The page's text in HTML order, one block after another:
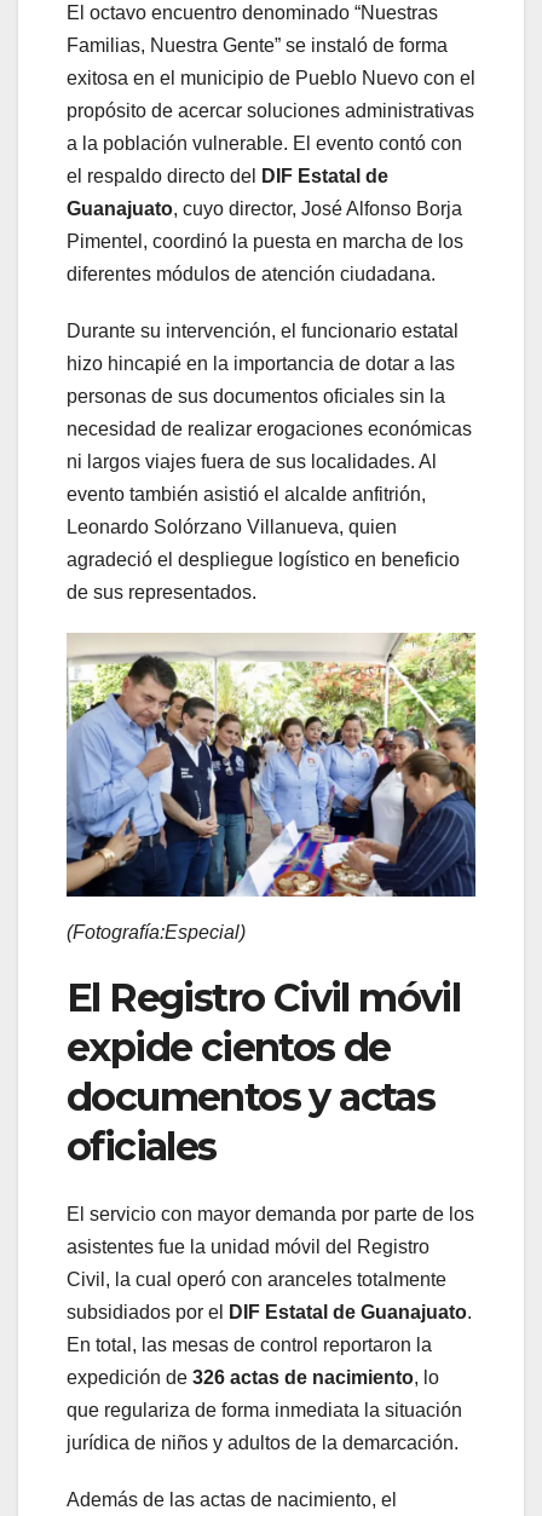
El octavo encuentro denominado “Nuestras
Familias, Nuestra Gente” se instaló de forma
exitosa en el municipio de Pueblo Nuevo con el
propósito de acercar soluciones administrativas
a la población vulnerable. El evento contó con
el respaldo directo del
DIF Estatal de
Guanajuato, cuyo director, José Alfonso Borja
Pimentel, coordinó la puesta en marcha de los
diferentes módulos de atención ciudadana.
Durante su intervención, el funcionario estatal
hizo hincapié en la importancia de dotar a las
personas de sus documentos oficiales sin la
necesidad de realizar erogaciones económicas
ni largos viajes fuera de sus localidades. Al
evento también asistió el alcalde anfitrión,
Leonardo Solórzano Villanueva, quien
agradeció el despliegue logístico en beneficio
de sus representados.
(Fotografía:Especial)
El Registro Civil móvil
expide cientos de
documentos y actas
oficiales
El servicio con mayor demanda por parte de los
asistentes fue la unidad móvil del Registro
Civil, la cual operó con aranceles totalmente
subsidiados por el
DIF Estatal de Guanajuato.
En total, las mesas de control reportaron la
expedición de 326 actas de nacimiento, lo
que regulariza de forma inmediata la situación
jurídica de niños y adultos de la demarcación.
Además de las actas de nacimiento, el